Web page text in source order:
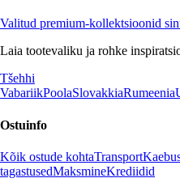
Valitud premium-kollektsioonid
Laia tootevaliku ja rohke
Tšehhi
VabariikPoolaSlovakkiaRumeenia
Ostuinfo
Kõik ostude kohtaTransport
tagastusedMaksmineKrediidid